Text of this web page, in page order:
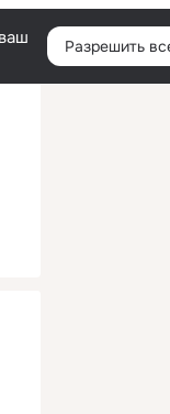
Войти
Разрешить